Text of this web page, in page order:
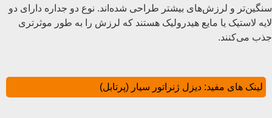
سنگین‌تر و لرزش‌های بیشتر طراحی شده‌اند. نوع دو جداره دارای دو
لایه لاستیک یا مایع هیدرولیک هستند که لرزش را به طور موثرتری
جذب می‌کنند.
لینک های مفید: دیزل ژنراتور سیار (پرتابل)